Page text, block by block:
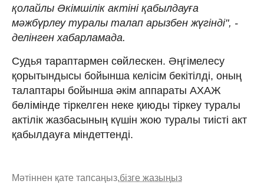
қолайлы Әкімшілік актіні қабылдауға
мәжбүрлеу туралы талап арызбен жүгінді", -
делінген хабарламада.
Судья тараптармен сөйлескен. Әңгімелесу
қорытындысы бойынша келісім бекітілді, оның
талаптары бойынша әкім аппараты АХАЖ
бөлімінде тіркелген неке қиюды тіркеу туралы
актілік жазбасының күшін жою туралы тиісті акт
қабылдауға міндеттенді.
Мәтіннен қате тапсаңыз,бізге жазыңыз